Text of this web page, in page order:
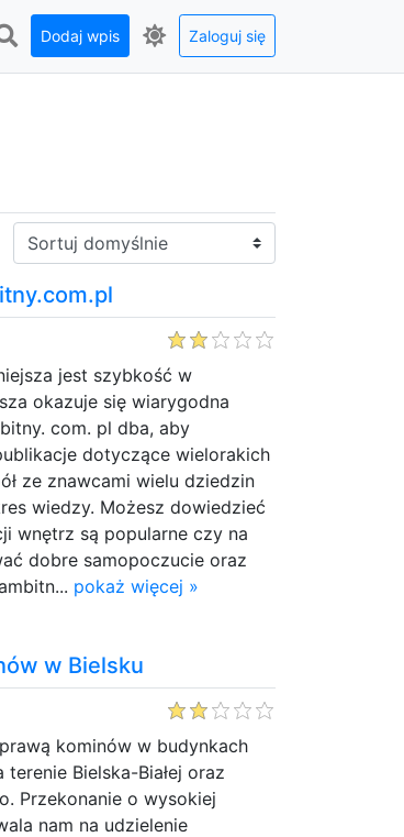
Dodaj wpis Zaloguj się
Sortuj:
jest szybkość w
okazuje się wiarygodna
com. pl dba, aby
dotyczące wielorakich
ze znawcami wielu dziedzin
wiedzy. Możesz dowiedzieć
wnętrz są popularne czy na
dobre samopoczucie oraz
pokaż więcej »
w Bielsku
kominów w budynkach
Bielska-Białej oraz
Przekonanie o wysokiej
nam na udzielenie